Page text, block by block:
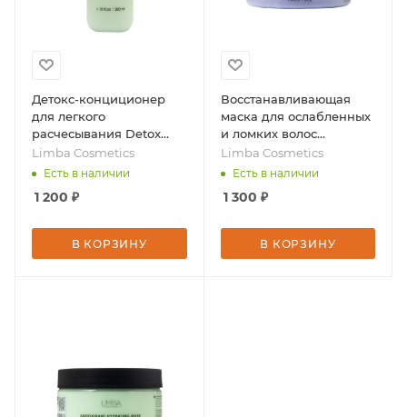
Детокс-конциционер
для легкого
расчесывания Detox
Detangling Conditioner,
300 мл, бренд - Limba
Limba Cosmetics
Есть в наличии
1 200 ₽
В КОРЗИНУ
Восстанавливающая
маска для ослабленных
и ломких волос
Rejuvenating Mask, 245 г,
бренд - Limba
Limba Cosmetics
Есть в наличии
1 300 ₽
В КОРЗИНУ